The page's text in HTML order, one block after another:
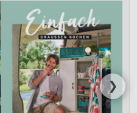
❯
zur Auswahl von